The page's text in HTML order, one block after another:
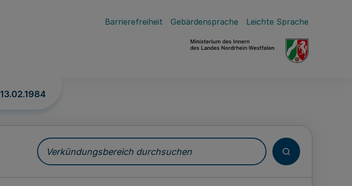
Barrierefreiheit Gebärdensprache Leichte Sprache
13.02.1984
Verkündungsbereich durchsuchen